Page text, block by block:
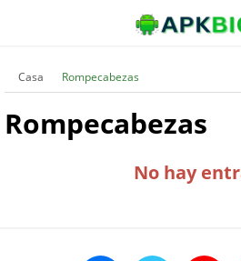
Casa Rompecabezas
Rompecabezas
No hay